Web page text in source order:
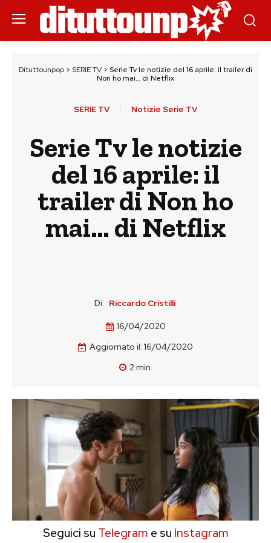
Dituttounpop > SERIE TV > Serie Tv le notizie del 16 aprile: il trailer di
Non ho mai… di Netflix
SERIE TV Notizie Serie TV
Serie Tv le notizie
del 16 aprile: il
trailer di Non ho
mai… di Netflix
Di: Riccardo Cristilli
16/04/2020
Aggiornato il: 16/04/2020
2min.
Seguici su Telegram e su Instagram